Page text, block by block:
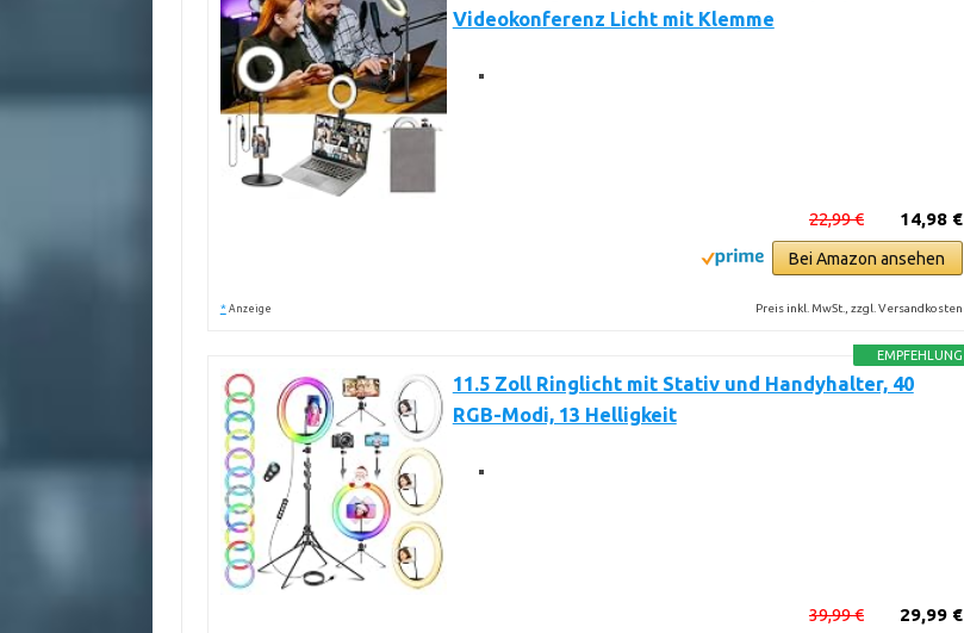
Videokonferenz Licht mit Klemme
14,98 €
22,99 €
Bei Amazon ansehen
* Anzeige Preis inkl. MwSt., zzgl. Versandkosten
EMPFEHLUNG
11.5 Zoll Ringlicht mit Stativ und Handyhalter, 40
RGB-Modi, 13 Helligkeit
29,99 €
39,99 €